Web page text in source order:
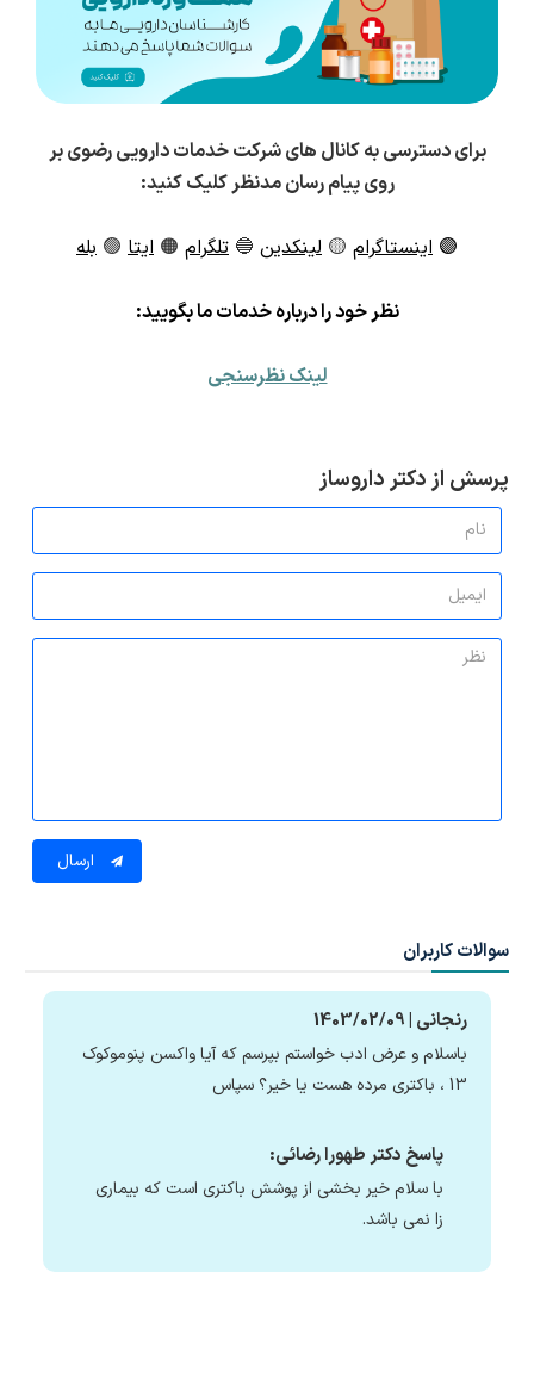
برای دسترسی به کانال های شرکت خدمات دارویی رضوی بر
روی پیام رسان مدنظر کلیک کنید:
🟣 اینستاگرام 🟡 لینکدین 🔵 تلگرام 🟠 ایتا 🟢 بله
نظر خود را درباره خدمات ما بگویید:
لینک نظرسنجی
پرسش از دکتر داروساز
ارسال
سوالات کاربران
رنجانی | 1403/02/09
باسلام و عرض ادب خواستم بپرسم که آیا واکسن پنوموکوک
13 ، باکتری مرده هست یا خیر؟ سپاس
پاسخ دکتر طهورا رضائی:
با سلام خیر بخشی از پوشش باکتری است که بیماری
زا نمی باشد.